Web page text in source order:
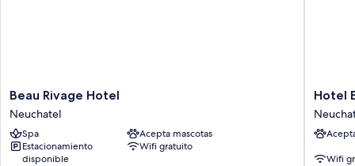
Beau
Rivage
Hotel
Neuchatel
Beau Rivage Hotel
Neuchatel
Spa
Acepta mascotas
Estacionamiento
disponible
Wifi gratuito
Hotel
Beaulac
Hotel
Wifi